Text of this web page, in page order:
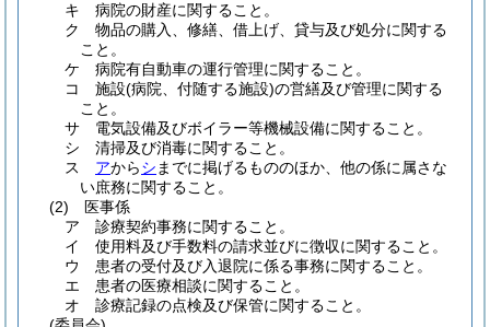
キ
病院の財産に関すること。
ク
物品の購入、修繕、借上げ、貸与及び処分に関する
こと。
ケ
病院有自動車の運行管理に関すること。
コ
施設(病院、付随する施設)の営繕及び管理に関する
こと。
サ
電気設備及びボイラー等機械設備に関すること。
シ
清掃及び消毒に関すること。
ス
アからシ までに掲げるもののほか、他の係に属さな
い庶務に関すること。
(2)
医事係
ア
診療契約事務に関すること。
イ
使用料及び手数料の請求並びに徴収に関すること。
ウ
患者の受付及び入退院に係る事務に関すること。
エ
患者の医療相談に関すること。
オ
診療記録の点検及び保管に関すること。